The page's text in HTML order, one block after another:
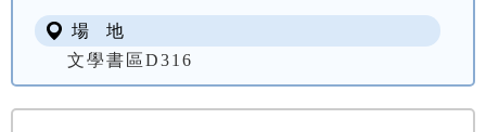
場 地
文學書區D316